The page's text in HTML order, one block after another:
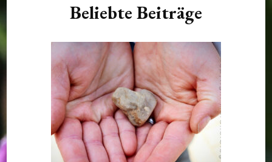
Beliebte Beiträge